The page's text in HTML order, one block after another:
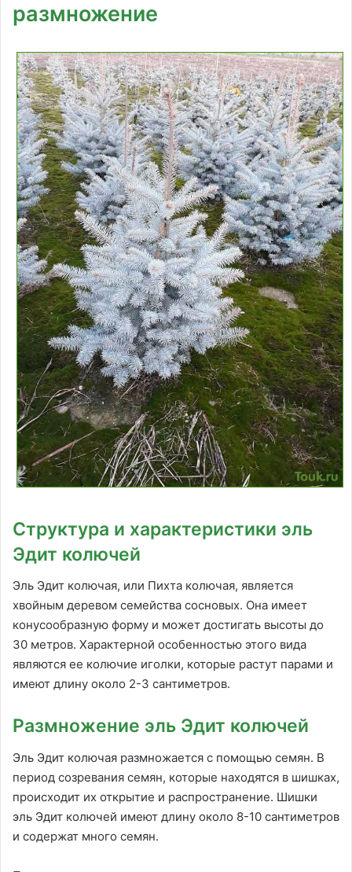
размножение
Структура и характеристики эль
Эдит колючей
Эль Эдит колючая, или Пихта колючая, является
хвойным деревом семейства сосновых. Она имеет
конусообразную форму и может достигать высоты до
30 метров. Характерной особенностью этого вида
являются ее колючие иголки, которые растут парами и
имеют длину около 2-3 сантиметров.
Размножение эль Эдит колючей
Эль Эдит колючая размножается с помощью семян. В
период созревания семян, которые находятся в шишках,
происходит их открытие и распространение. Шишки
эль Эдит колючей имеют длину около 8-10 сантиметров
и содержат много семян.